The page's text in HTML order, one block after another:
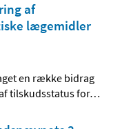
af
lægemidler
en række bidrag
tilskudsstatus for…